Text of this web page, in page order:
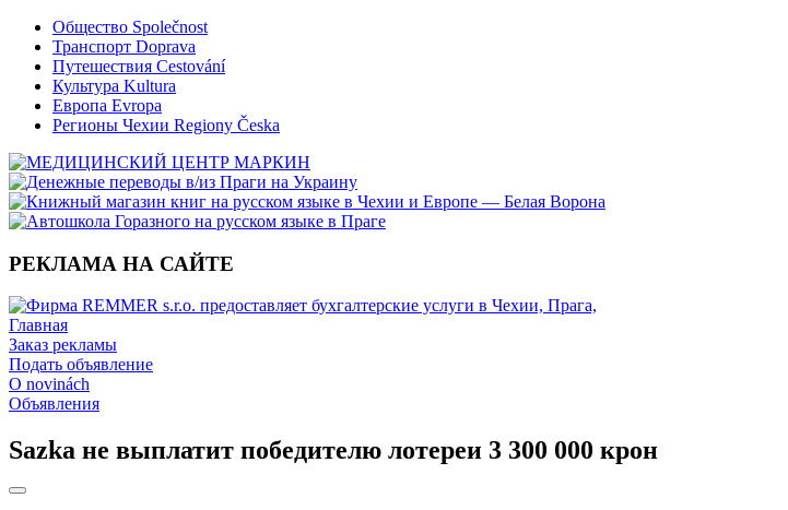
Общество Společnost
Транспорт Doprava
Путешествия Cestování
Культура Kultura
Европа Evropa
Регионы Чехии Regiony Česka
РЕКЛАМА НА САЙТЕ
Главная
Заказ рекламы
Подать объявление
O novinách
Объявления
Sazka не выплатит победителю лотереи 3 300 000 крон